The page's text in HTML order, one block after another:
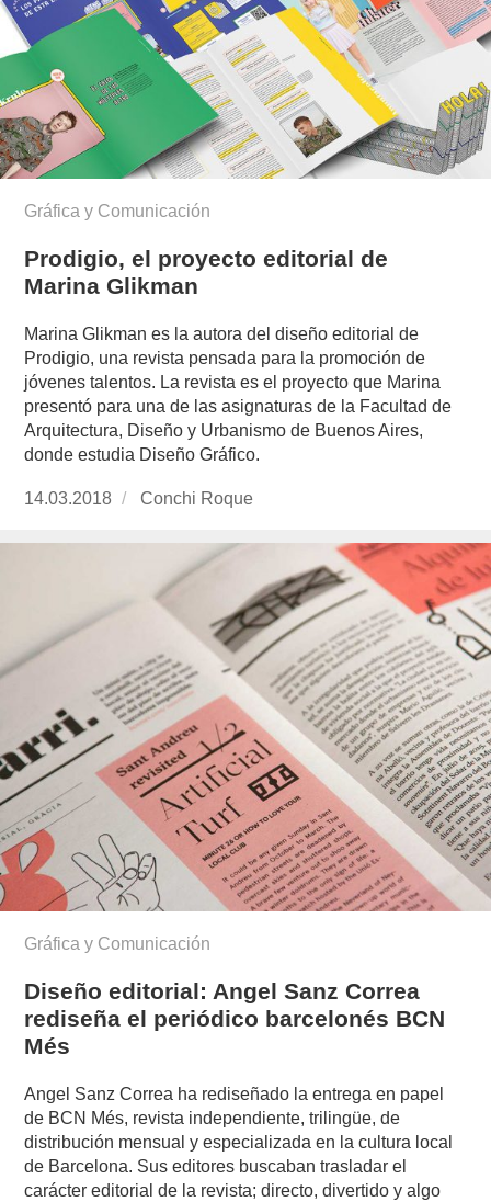
Gráfica y Comunicación
Prodigio, el proyecto editorial de
Marina Glikman
Marina Glikman es la autora del diseño editorial de
Prodigio, una revista pensada para la promoción de
jóvenes talentos. La revista es el proyecto que Marina
presentó para una de las asignaturas de la Facultad de
Arquitectura, Diseño y Urbanismo de Buenos Aires,
donde estudia Diseño Gráfico.
Publicado
14.03.2018
https://www.experimenta.es/author/conchi-
Conchi Roque
Gráfica y Comunicación
Diseño editorial: Angel Sanz Correa
rediseña el periódico barcelonés BCN
Més
Angel Sanz Correa ha rediseñado la entrega en papel
de BCN Més, revista independiente, trilingüe, de
distribución mensual y especializada en la cultura local
de Barcelona. Sus editores buscaban trasladar el
carácter editorial de la revista; directo, divertido y algo